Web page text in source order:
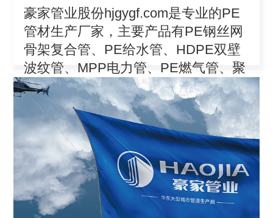
豪家管业股份hjgygf.com是专业的PE
管材生产厂家，主要产品有PE钢丝网
骨架复合管、PE给水管、HDPE双壁
波纹管、MPP电力管、PE燃气管、聚
丙